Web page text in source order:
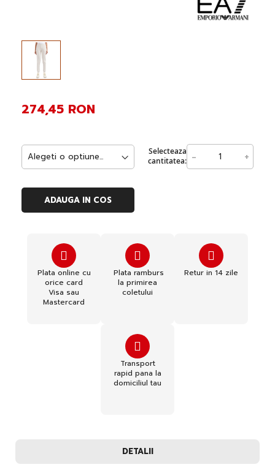
Selecteaza
cantitatea: - +
274,45 RON
ADAUGA IN COS
Plata online cu
orice card
Visa sau
Mastercard
Plata ramburs
la primirea
coletului
Retur in 14 zile
Transport
rapid pana la
domiciliul tau
DETALII